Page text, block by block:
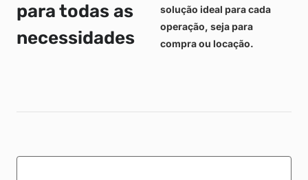
para todas as
necessidades
solução ideal para cada
operação, seja para
compra ou locação.